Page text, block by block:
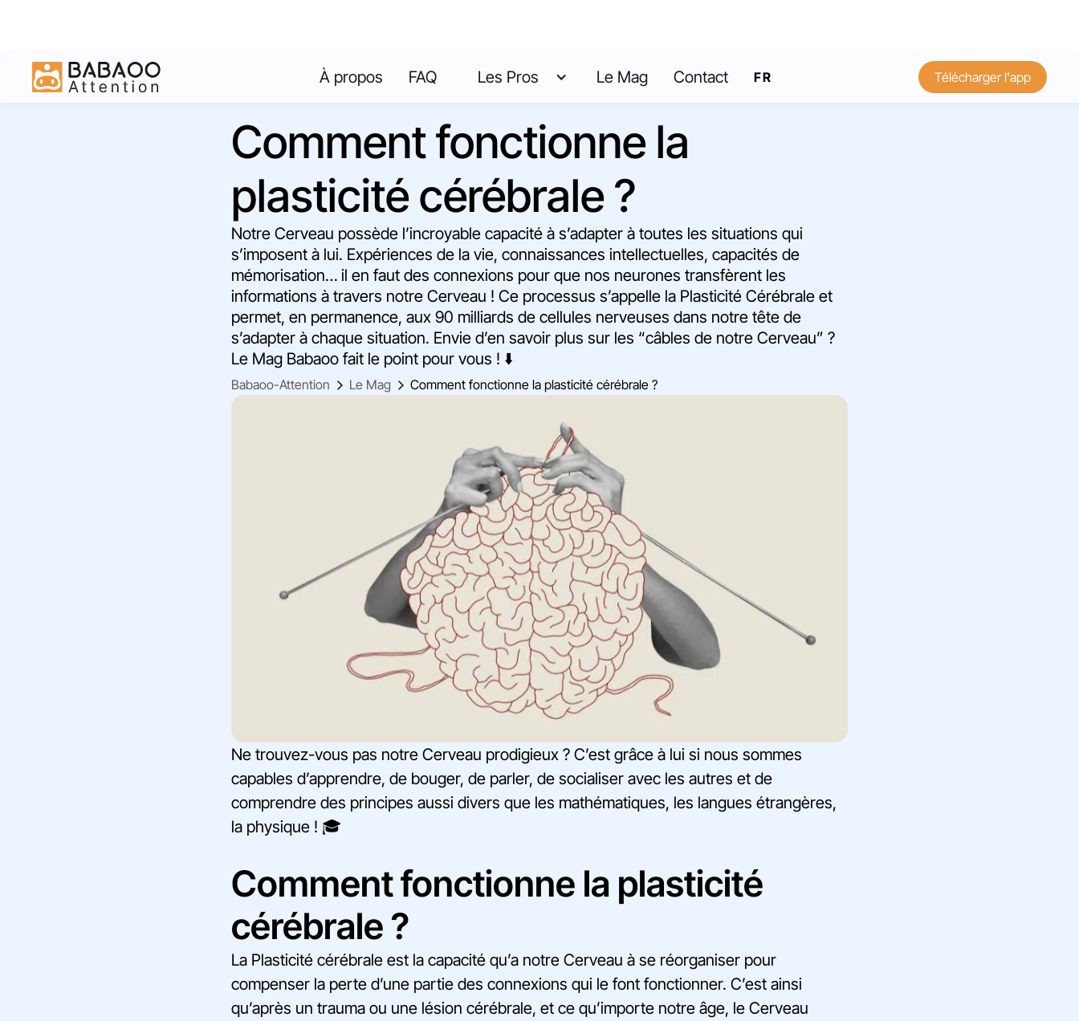
À propos FAQ Les Pros Le Mag Contact FR
EN Télécharger l'app
Comment fonctionne la
plasticité cérébrale ?
Notre Cerveau possède l’incroyable capacité à s’adapter à toutes les situations qui
s’imposent à lui. Expériences de la vie, connaissances intellectuelles, capacités de
mémorisation… il en faut des connexions pour que nos neurones transfèrent les
informations à travers notre Cerveau ! Ce processus s’appelle la Plasticité Cérébrale et
permet, en permanence, aux 90 milliards de cellules nerveuses dans notre tête de
s’adapter à chaque situation. Envie d’en savoir plus sur les “câbles de notre Cerveau” ?
Le Mag Babaoo fait le point pour vous ! ⬇️
Babaoo-Attention Le Mag Comment fonctionne la plasticité cérébrale ?
Ne trouvez-vous pas notre Cerveau prodigieux ? C’est grâce à lui si nous sommes
capables d’apprendre, de bouger, de parler, de socialiser avec les autres et de
comprendre des principes aussi divers que les mathématiques, les langues étrangères,
la physique ! 🎓
Comment fonctionne la plasticité
cérébrale ?
La Plasticité cérébrale est la capacité qu’a notre Cerveau à se réorganiser pour
compenser la perte d’une partie des connexions qui le font fonctionner. C’est ainsi
qu’après un trauma ou une lésion cérébrale, et ce qu’importe notre âge, le Cerveau